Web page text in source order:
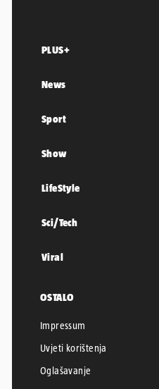
PLUS+
News
Sport
Show
LifeStyle
Sci/Tech
Viral
OSTALO
Impressum
Uvjeti korištenja
Oglašavanje